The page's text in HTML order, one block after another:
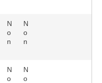
N
o
n
N
o
n
N
o
N
o